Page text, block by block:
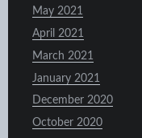
May 2021
April 2021
March 2021
January 2021
December 2020
October 2020